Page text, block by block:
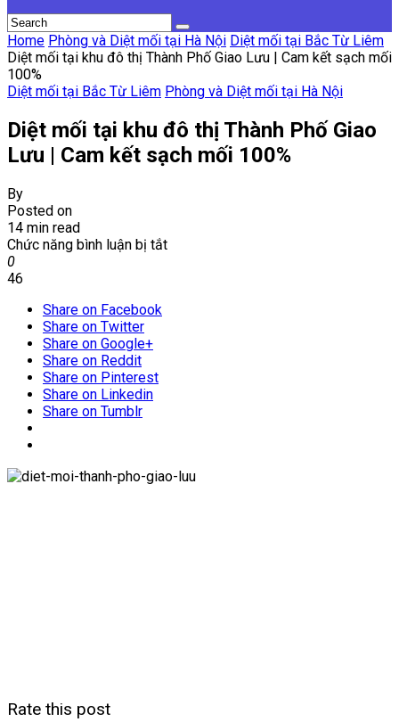
Home Phòng và Diệt mối tại Hà Nội Diệt mối tại Bắc Từ Liêm
Diệt mối tại khu đô thị Thành Phố Giao Lưu | Cam kết sạch mối
100%
Diệt mối tại Bắc Từ Liêm Phòng và Diệt mối tại Hà Nội
Diệt mối tại khu đô thị Thành Phố Giao
Lưu | Cam kết sạch mối 100%
By
Posted on
14 min read
Chức năng bình luận bị tắtở
sạch
0
46
Share on Facebook
Share on Twitter
Share on Google+
Share on Reddit
Share on Pinterest
Share on Linkedin
Share on Tumblr
Rate this post